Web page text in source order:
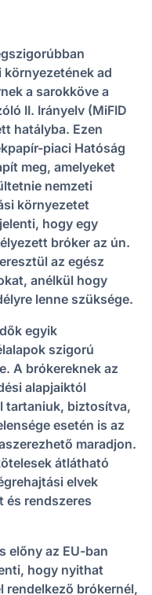
ad
a sarokköve a
II. Irányelv (MiFID
hatályba. Ezen
piaci Hatóság
meg, amelyeket
nemzeti
környezetet
hogy egy
bróker az ún.
az egész
anélkül hogy
lenne szüksége.
egyik
szigorú
A brókereknek az
alapjaiktól
tartaniuk, biztosítva,
esetén is az
maradjon.
átlátható
elvek
és rendszeres
előny az EU-ban
hogy nyithat
rendelkező brókernél,